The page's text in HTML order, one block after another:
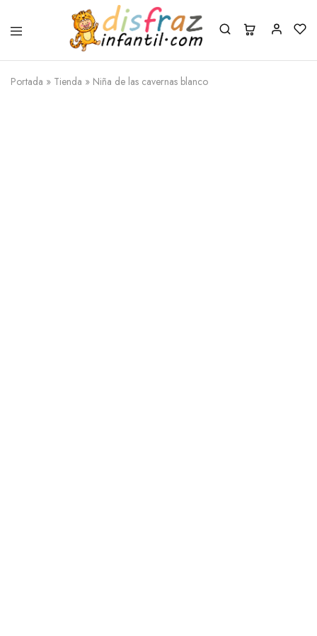
Portada » Tienda » Niña de las cavernas blanco